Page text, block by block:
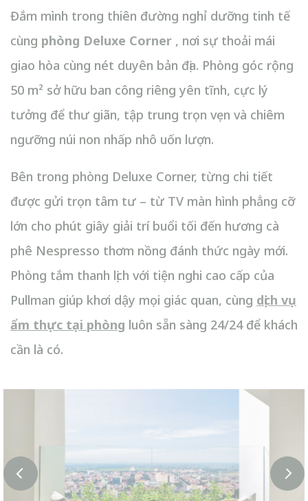
Đắm mình trong thiên đường nghỉ dưỡng tinh tế
cùng phòng Deluxe Corner , nơi sự thoải mái
giao hòa cùng nét duyên bản địa. Phòng góc rộng
50 m² sở hữu ban công riêng yên tĩnh, cực lý
tưởng để thư giãn, tập trung trọn vẹn và chiêm
ngưỡng núi non nhấp nhô uốn lượn.
Bên trong phòng Deluxe Corner, từng chi tiết
được gửi trọn tâm tư – từ TV màn hình phẳng cỡ
lớn cho phút giây giải trí buổi tối đến hương cà
phê Nespresso thơm nồng đánh thức ngày mới.
Phòng tắm thanh lịch với tiện nghi cao cấp của
Pullman giúp khơi dậy mọi giác quan, cùng dịch vụ
ẩm thực tại phòng luôn sẵn sàng 24/24 để khách
cần là có.